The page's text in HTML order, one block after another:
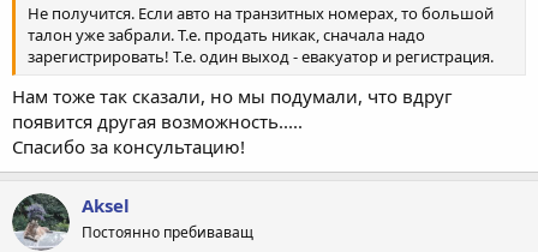
Не получится. Если авто на транзитных номерах, то большой
талон уже забрали. Т.е. продать никак, сначала надо
зарегистрировать! Т.е. один выход - евакуатор и регистрация.
Нам тоже так сказали, но мы подумали, что вдруг
появится другая возможность.....
Спасибо за консультацию!
Aksel
Постоянно пребиваващ